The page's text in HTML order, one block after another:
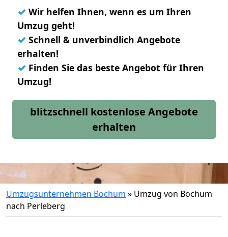
✓ Wir helfen Ihnen, wenn es um Ihren
Umzug geht!
✓ Schnell & unverbindlich Angebote
erhalten!
✓ Finden Sie das beste Angebot für Ihren
Umzug!
blitzschnell kostenlose Angebote
erhalten
Umzugsunternehmen Bochum » Umzug von Bochum
nach Perleberg